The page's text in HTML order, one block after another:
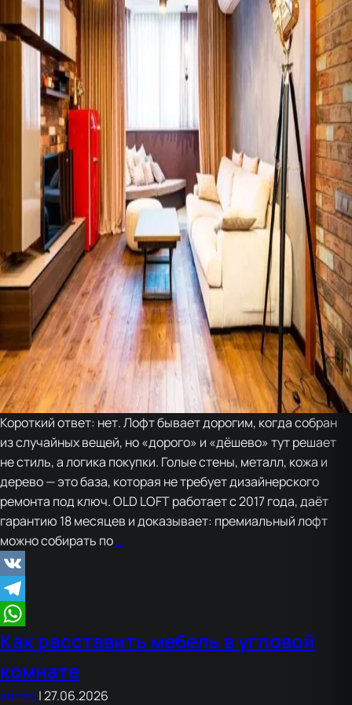
Короткий ответ: нет. Лофт бывает дорогим, когда собран
из случайных вещей, но «дорого» и «дёшево» тут решает
не стиль, а логика покупки. Голые стены, металл, кожа и
дерево — это база, которая не требует дизайнерского
ремонта под ключ. OLD LOFT работает с 2017 года, даёт
гарантию 18 месяцев и доказывает: премиальный лофт
можно собирать по…
это
всегда
VK
Telegram
WhatsApp
Как расставить мебель в угловой
комнате
admin |27.06.2026